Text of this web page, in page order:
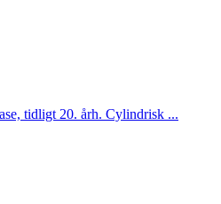
tidligt 20. årh. Cylindrisk ...